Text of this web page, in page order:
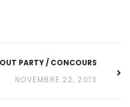
PARTY / CONCOURS
NOVEMBRE 22, 2013